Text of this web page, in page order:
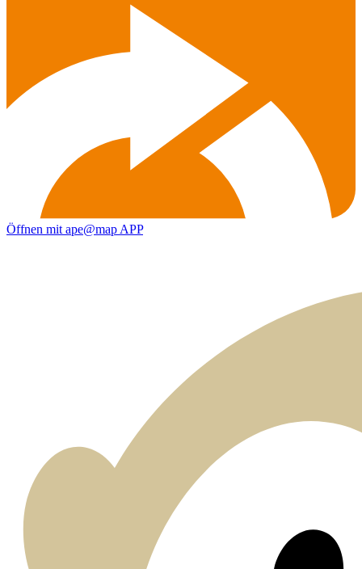
Öffnen mit ape@map APP